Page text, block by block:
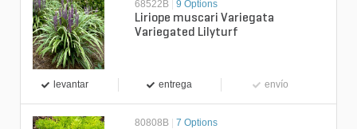
68522B 9 Options
Liriope muscari Variegata
Variegated Lilyturf
levantar entrega envío
80808B 7 Options